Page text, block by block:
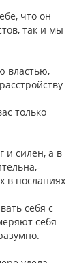
что он
так и мы
властью,
только
и силен, а в
в посланиях
себя с
себя